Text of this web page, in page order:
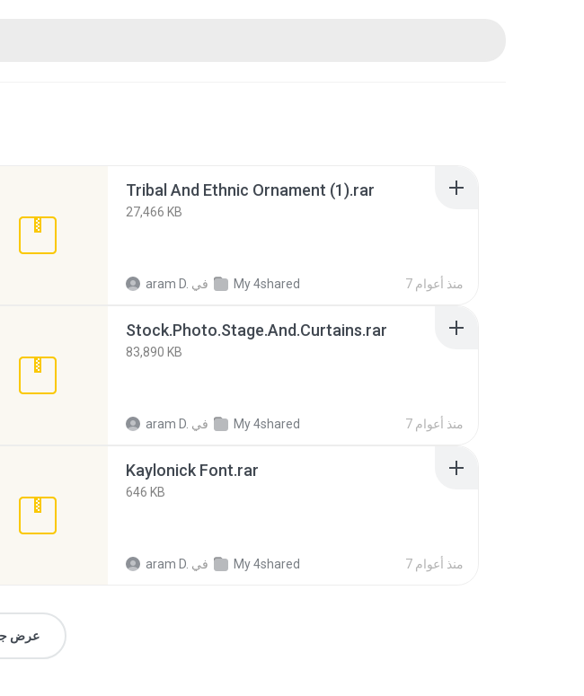
Tribal And Ethnic Ornament (1).rar
27,466 KB
aram D. في My 4shared 7 منذ أعوام
Stock.Photo.Stage.And.Curtains.rar
83,890 KB
aram D. في My 4shared 7 منذ أعوام
Kaylonick Font.rar
646 KB
aram D. في My 4shared 7 منذ أعوام
عرض